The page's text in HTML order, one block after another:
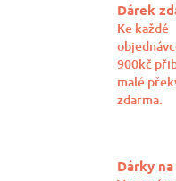
Dárek
Ke každé
900kč
malé
zdarma.
Dárky